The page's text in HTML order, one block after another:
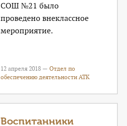
СОШ №21 было
проведено внеклассное
мероприятие.
12 апреля 2018 —Отдел по
обеспечению деятельности АТК
Воспитанники